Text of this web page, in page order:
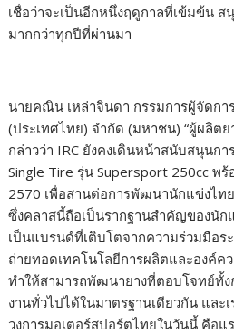
เชื่อว่าจะเป็นอีกหนึ่งฤดูกาลที่เข้มข้น
มากกว่าทุกปีที่ผ่านมา
นายคณิน เหล่าจินดา กรรมการผู้จัดกา
(ประเทศไทย) จำกัด (มหาชน) “ผู้ผลิต
กล่าวว่า IRC ยังคงเดินหน้าสนับสนุนก
Single Tire รุ่น Supersport 250cc
2570 เพื่อสานต่อการพัฒนานักแข่งไท
ซึ่งคลาสนี้ถือเป็นรากฐานสำคัญของนัก
เป็นแบรนด์ที่เติบโตจากความร่วมมือ
ถ่ายทอดเทคโนโลยีการผลิตและองค์ค
ทำให้สามารถพัฒนายางที่ตอบโจทย์ทั้
งานทั่วไปได้ในมาตรฐานเดียวกัน และ
วงการมอเตอร์สปอร์ตไทยในวันนี้ คือ